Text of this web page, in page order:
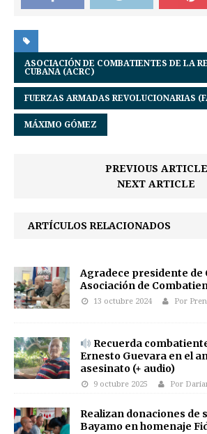
ASOCIACIÓN DE COMBATIENTES DE LA
CUBANA (ACRC)
FUERZAS ARMADAS REVOLUCIONARIAS
MÁXIMO GÓMEZ
PREVIOUS ARTICLE
NEXT ARTICLE
ARTÍCULOS RELACIONADOS
Agradece presidente de
Asociación de
13 octubre 2024 Por
Recuerda
Ernesto Guevara en el
asesinato (+ audio)
9 octubre 2025 Por
Realizan donaciones de
Bayamo en homenaje